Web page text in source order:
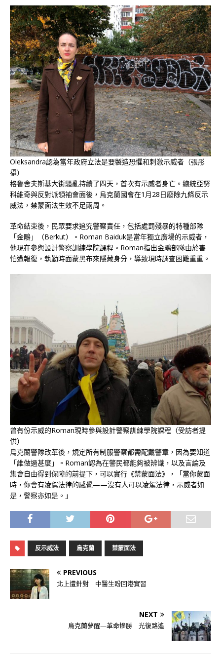
Oleksandra認為當年政府立法是要製造恐懼和刺激示威者（張彤
攝）
格魯舍夫斯基大街騷亂持續了四天，首次有示威者身亡。總統亞努
科維奇與反對派領袖會面後，烏克蘭國會在1月28日廢除九條反示
威法，禁蒙面法生效不足兩周。
革命結束後，民眾要求追究警察責任，包括處罰殘暴的特種部隊
「金鵰」（Berkut）。Roman Baiduk是當年獨立廣場的示威者，
他現在參與設計警察訓練學院課程。Roman指出金鵰部隊由於害
怕遭報復，執勤時面蒙黑布來隱藏身分，導致現時調查困難重重。
曾有份示威的Roman現時參與設計警察訓練學院課程（受訪者提
供）
烏克蘭警隊改革後，規定所有制服警察都需配戴警章，因為要知道
「誰做過甚麼」。Roman認為在警民都能夠被辨識，以及言論及
集會自由得到保障的前提下，可以實行《禁蒙面法》，「當你蒙面
時，你會有凌駕法律的感覺——沒有人可以凌駕法律，示威者如
是，警察亦如是。」
反示威法 烏克蘭 禁蒙面法
PREVIOUS
北上遭針對 中醫生盼回港實習
NEXT
烏克蘭夢醒—革命慘勝 光復路遙